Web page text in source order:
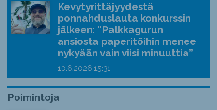
Kevytyrittäjyydestä
ponnahduslauta konkurssin
jälkeen: ”Palkkagurun
ansiosta paperitöihin menee
nykyään vain viisi minuuttia”
10.6.2026 15:31
Poimintoja